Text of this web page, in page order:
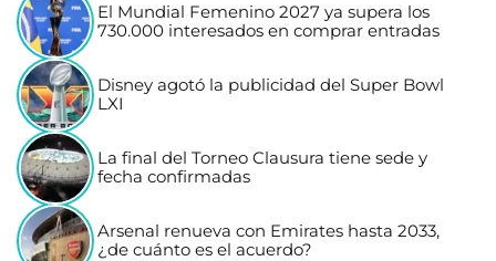
El Mundial Femenino 2027 ya supera los
730.000 interesados en comprar entradas
Disney agotó la publicidad del Super Bowl
LXI
La final del Torneo Clausura tiene sede y
fecha confirmadas
Arsenal renueva con Emirates hasta 2033,
¿de cuánto es el acuerdo?